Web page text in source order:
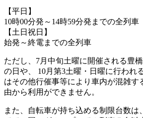
【平日】
10時00分発～14時59分発までの全列車
【土日祝日】
始発～終電までの全列車
ただし、7月中旬土曜に開催される豊
の日や、 10月第3土曜・日曜に行われ
はその他行催事等により車内が混雑す
由から利用ができません。
また、自転車が持ち込める制限台数は